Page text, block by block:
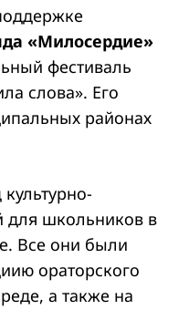
«Милосердие»
фестиваль
слова». Его
районах
для школьников в
Все они были
ораторского
а также на